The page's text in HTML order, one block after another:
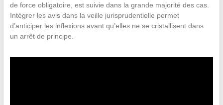
de force obligatoire, est suivie dans la grande majorité des cas.
Intégrer les avis dans la veille jurisprudentielle permet
d’anticiper les inflexions avant qu’elles ne se cristallisent dans
un arrêt de principe.